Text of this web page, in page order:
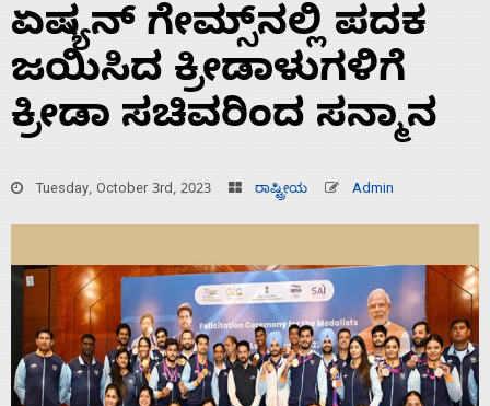
ಏಷ್ಯನ್‌ ಗೇಮ್ಸ್‌ನಲ್ಲಿ ಪದಕ
ಜಯಿಸಿದ ಕ್ರೀಡಾಳುಗಳಿಗೆ
ಕ್ರೀಡಾ ಸಚಿವರಿಂದ ಸನ್ಮಾನ
Tuesday, October 3rd, 2023 ರಾಷ್ಟ್ರೀಯ Admin